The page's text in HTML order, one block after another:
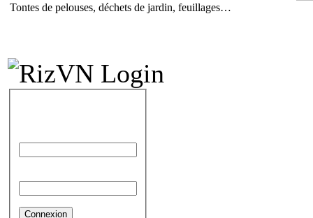
Tontes de pelouses, déchets de jardin, feuillages…